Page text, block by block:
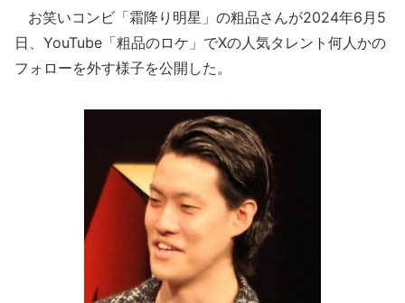
お笑いコンビ「霜降り明星」の粗品さんが2024年6月5
日、YouTube「粗品のロケ」でXの人気タレント何人かの
フォローを外す様子を公開した。